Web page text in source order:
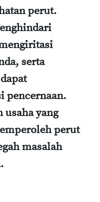
perut.
serta
pencernaan.
usaha yang
perut
masalah